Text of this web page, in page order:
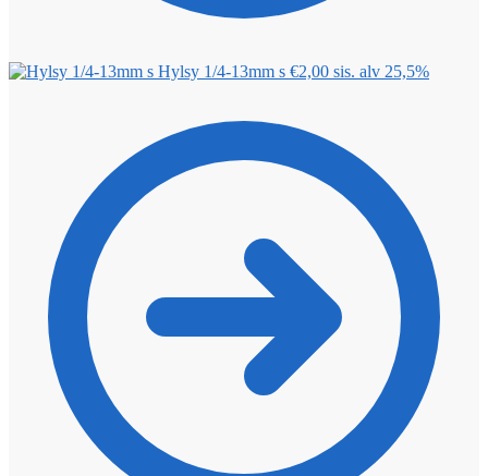
Hylsy 1/4-13mm s €2,00 sis. alv 25,5%